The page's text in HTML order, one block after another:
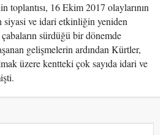
toplantısı, 16 Ekim 2017 olaylarının
siyasi ve idari etkinliğin yeniden
sürdüğü bir dönemde
gelişmelerin ardından Kürtler,
üzere kentteki çok sayıda idari ve